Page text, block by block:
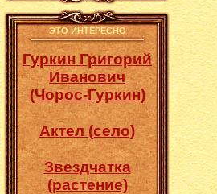
ЭТО ИНТЕРЕСНО
Гуркин Григорий
Иванович
(Чорос-Гуркин)
Актел (село)
Звездчатка
(растение)